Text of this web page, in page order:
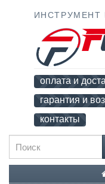
ИНСТРУМЕНТ
оплата и
гарантия и
контакты